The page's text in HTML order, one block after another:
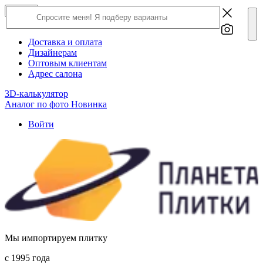
О компании
Доставка и оплата
Дизайнерам
Оптовым клиентам
Адрес салона
3D-калькулятор
Аналог по фото Новинка
Войти
Мы импортируем плитку
c 1995 года